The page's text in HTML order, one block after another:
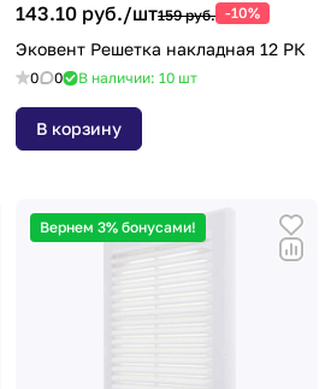
143.10 руб./шт159 руб. -10%
Эковент Решетка накладная 12 РК
0 0 В наличии: 10 шт
В корзину
Вернем 3% бонусами!